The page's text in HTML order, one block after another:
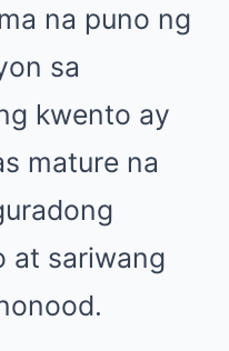
na puno ng
sa
kwento ay
mature na
at sariwang